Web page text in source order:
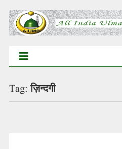
Tag:ज़िन्दगी